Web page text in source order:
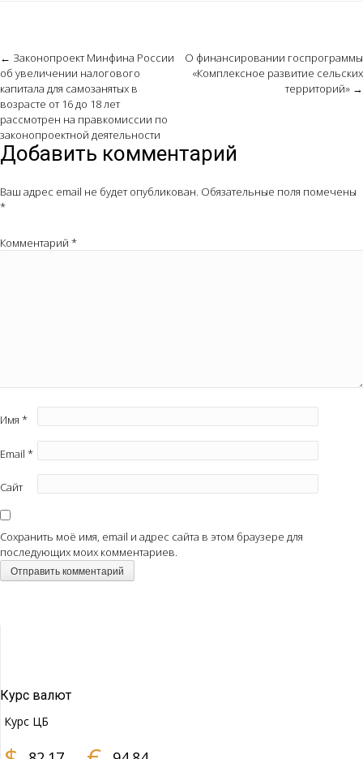
Post
navigation
← Законопроект Минфина России
об увеличении налогового
капитала для самозанятых в
возрасте от 16 до 18 лет
рассмотрен на правкомиссии по
законопроектной деятельности
О финансировании госпрограммы
«Комплексное развитие сельских
территорий» →
Добавить комментарий
Ваш адрес email не будет опубликован. Обязательные поля помечены
*
Комментарий *
Имя *
Email *
Сайт
Сохранить моё имя, email и адрес сайта в этом браузере для
последующих моих комментариев.
Курс валют
Курс ЦБ